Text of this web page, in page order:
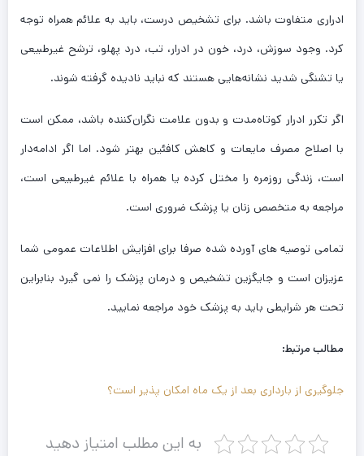
ادراری متفاوت باشد. برای تشخیص درست، باید به علائم همراه توجه
کرد. وجود سوزش، درد، خون در ادرار، تب، درد پهلو، ترشح غیرطبیعی
یا تشنگی شدید نشانه‌هایی هستند که نباید نادیده گرفته شوند.
اگر تکرر ادرار کوتاه‌مدت و بدون علامت نگران‌کننده باشد، ممکن است
با اصلاح مصرف مایعات و کاهش کافئین بهتر شود. اما اگر ادامه‌دار
است، زندگی روزمره را مختل کرده یا همراه با علائم غیرطبیعی است،
مراجعه به متخصص زنان یا پزشک ضروری است.
تمامی توصیه های آورده شده صرفا برای افزایش اطلاعات عمومی شما
عزیزان است و جایگزین تشخیص و درمان پزشک را نمی گیرد بنابراین
تحت هر شرایطی باید به پزشک خود مراجعه نمایید.
مطالب مرتبط:
جلوگیری از بارداری بعد از یک ماه امکان پذیر است؟
به این مطلب امتیاز دهید